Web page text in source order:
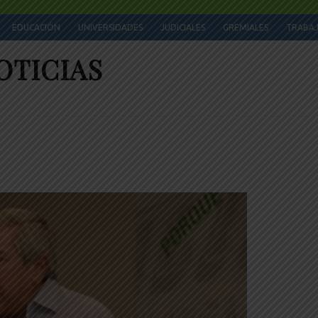
EDUCACIÓN UNIVERSIDADES JUDICIALES GREMIALES